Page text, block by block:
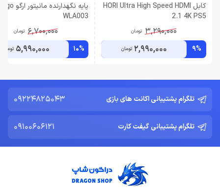
کابل HORI Ultra High Speed HDMI
2.1 4K PS5
3,290,000 تومان
9%
2,990,000 تومان
پایه نگهدارنده مانیتور ارگو Ergo
WLA003
6,700,000 تومان
10%
5,990,000 تومان
تلگرام پشتیبانی اکانت های بازی 09224825043
تلگرام پشتیبانی گیفت کارت 09100606121